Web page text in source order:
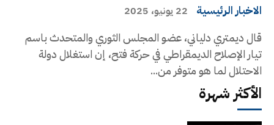
الاخبار الرئيسية 22 يونيو، 2025
قال ديمتري دلياني، عضو المجلس الثوري والمتحدث باسم
تيار الإصلاح الديمقراطي في حركة فتح، إن استغلال دولة
الاحتلال لما هو متوفر من...
الأكثر شهرة